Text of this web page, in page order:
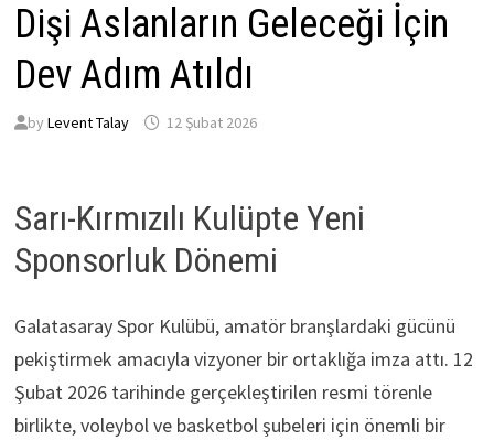
Dişi Aslanların Geleceği İçin
Dev Adım Atıldı
by Levent Talay 12 Şubat 2026
Sarı-Kırmızılı Kulüpte Yeni
Sponsorluk Dönemi
Galatasaray Spor Kulübü, amatör branşlardaki gücünü
pekiştirmek amacıyla vizyoner bir ortaklığa imza attı. 12
Şubat 2026 tarihinde gerçekleştirilen resmi törenle
birlikte, voleybol ve basketbol şubeleri için önemli bir